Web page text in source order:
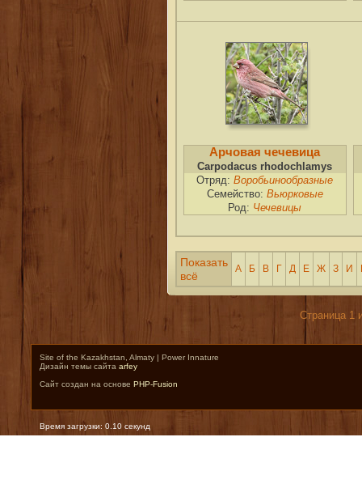
Арчовая чечевица
Carpodacus rhodochlamys
Отряд:Воробьинообразные
Семейство: Вьюрковые
Род: Чечевицы
Показать
всё
А Б В Г Д Е Ж З И
Страница 1
Site of the Kazakhstan, Almaty | Power Innature
Дизайн темы сайта arfey
Сайт создан на основе PHP-Fusion
Время загрузки: 0.10 секунд